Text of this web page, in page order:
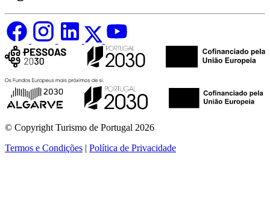
© Copyright Turismo de Portugal 2026
Termos e Condições | Política de Privacidade